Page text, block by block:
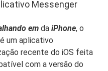
Messenger
em daiPhone, o
um aplicativo
recente do iOS feita
com a versão do